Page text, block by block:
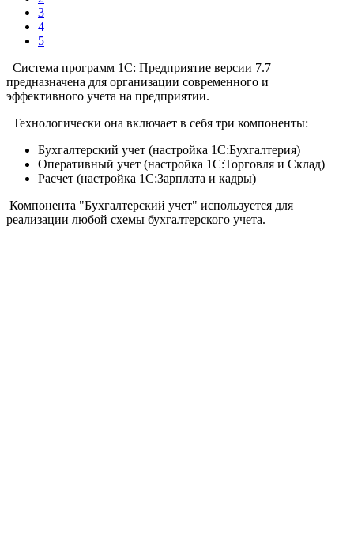
3
4
5
Система программ 1С: Предприятие версии 7.7
предназначена для организации современного и
эффективного учета на предприятии.
Технологически она включает в себя три компоненты:
Бухгалтерский учет (настройка 1С:Бухгалтерия)
Оперативный учет (настройка 1С:Торговля и Склад)
Расчет (настройка 1С:Зарплата и кадры)
Компонента "Бухгалтерский учет" используется для
реализации любой схемы бухгалтерского учета.